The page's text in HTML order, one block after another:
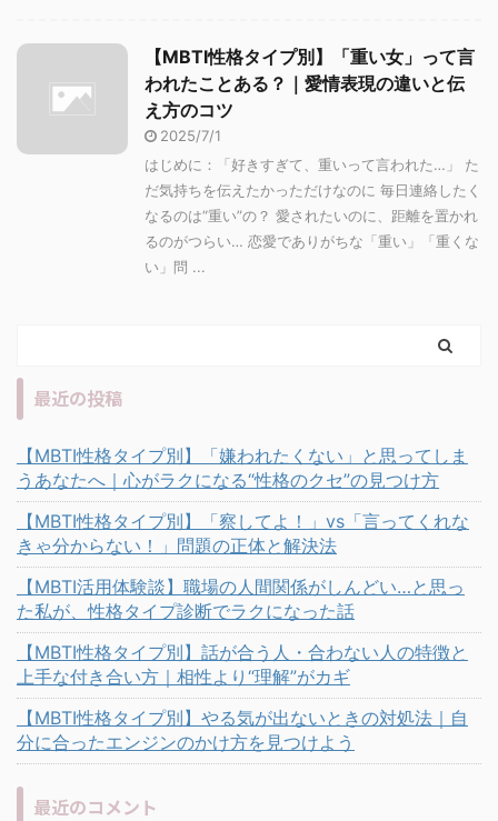
【MBTI性格タイプ別】「重い女」って言
われたことある？｜愛情表現の違いと伝
え方のコツ
2025/7/1
はじめに：「好きすぎて、重いって言われた…」 た
だ気持ちを伝えたかっただけなのに 毎日連絡したく
なるのは“重い”の？ 愛されたいのに、距離を置かれ
るのがつらい… 恋愛でありがちな「重い」「重くな
い」問 ...
最近の投稿
【MBTI性格タイプ別】「嫌われたくない」と思ってしま
うあなたへ｜心がラクになる“性格のクセ”の見つけ方
【MBTI性格タイプ別】「察してよ！」vs「言ってくれな
きゃ分からない！」問題の正体と解決法
【MBTI活用体験談】職場の人間関係がしんどい…と思っ
た私が、性格タイプ診断でラクになった話
【MBTI性格タイプ別】話が合う人・合わない人の特徴と
上手な付き合い方｜相性より“理解”がカギ
【MBTI性格タイプ別】やる気が出ないときの対処法｜自
分に合ったエンジンのかけ方を見つけよう
最近のコメント